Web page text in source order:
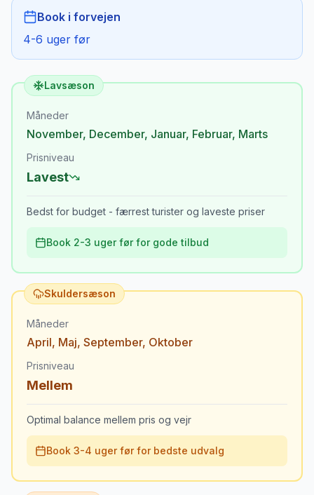
Book i forvejen
4-6 uger før
Lavsæson
Måneder
November, December, Januar, Februar, Marts
Prisniveau
Lavest
Bedst for budget - færrest turister og laveste priser
Book 2-3 uger før for gode tilbud
Skuldersæson
Måneder
April, Maj, September, Oktober
Prisniveau
Mellem
Optimal balance mellem pris og vejr
Book 3-4 uger før for bedste udvalg